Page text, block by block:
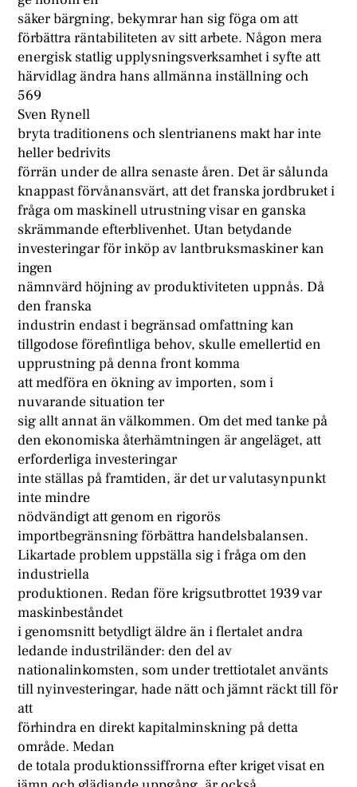
säker bärgning, bekymrar han sig föga om att
förbättra räntabiliteten av sitt arbete. Någon mera
energisk statlig upplysningsverksamhet i syfte att
härvidlag ändra hans allmänna inställning och
569
Sven Rynell
bryta traditionens och slentrianens makt har inte
heller bedrivits
förrän under de allra senaste åren. Det är sålunda
knappast förvånansvärt, att det franska jordbruket i
fråga om maskinell utrustning visar en ganska
skrämmande efterblivenhet. Utan betydande
investeringar för inköp av lantbruksmaskiner kan
ingen
nämnvärd höjning av produktiviteten uppnås. Då
den franska
industrin endast i begränsad omfattning kan
tillgodose förefintliga behov, skulle emellertid en
upprustning på denna front komma
att medföra en ökning av importen, som i
nuvarande situation ter
sig allt annat än välkommen. Om det med tanke på
den ekonomiska återhämtningen är angeläget, att
erforderliga investeringar
inte ställas på framtiden, är det ur valutasynpunkt
inte mindre
nödvändigt att genom en rigorös
importbegränsning förbättra handelsbalansen.
Likartade problem uppställa sig i fråga om den
industriella
produktionen. Redan före krigsutbrottet 1939 var
maskinbeståndet
i genomsnitt betydligt äldre än i flertalet andra
ledande industriländer: den del av
nationalinkomsten, som under trettiotalet använts
till nyinvesteringar, hade nätt och jämnt räckt till för
att
förhindra en direkt kapitalminskning på detta
område. Medan
de totala produktionssiffrorna efter kriget visat en